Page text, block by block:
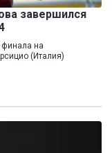
завершился
финала на
(Италия)